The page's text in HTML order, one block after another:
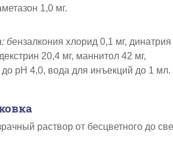
1,0 мг.
бензалкония хлорид 0,1 мг, динатрия
20,4 мг, маннитол 42 мг,
рН 4,0, вода для инъекций до 1 мл.
раствор от бесцветного до